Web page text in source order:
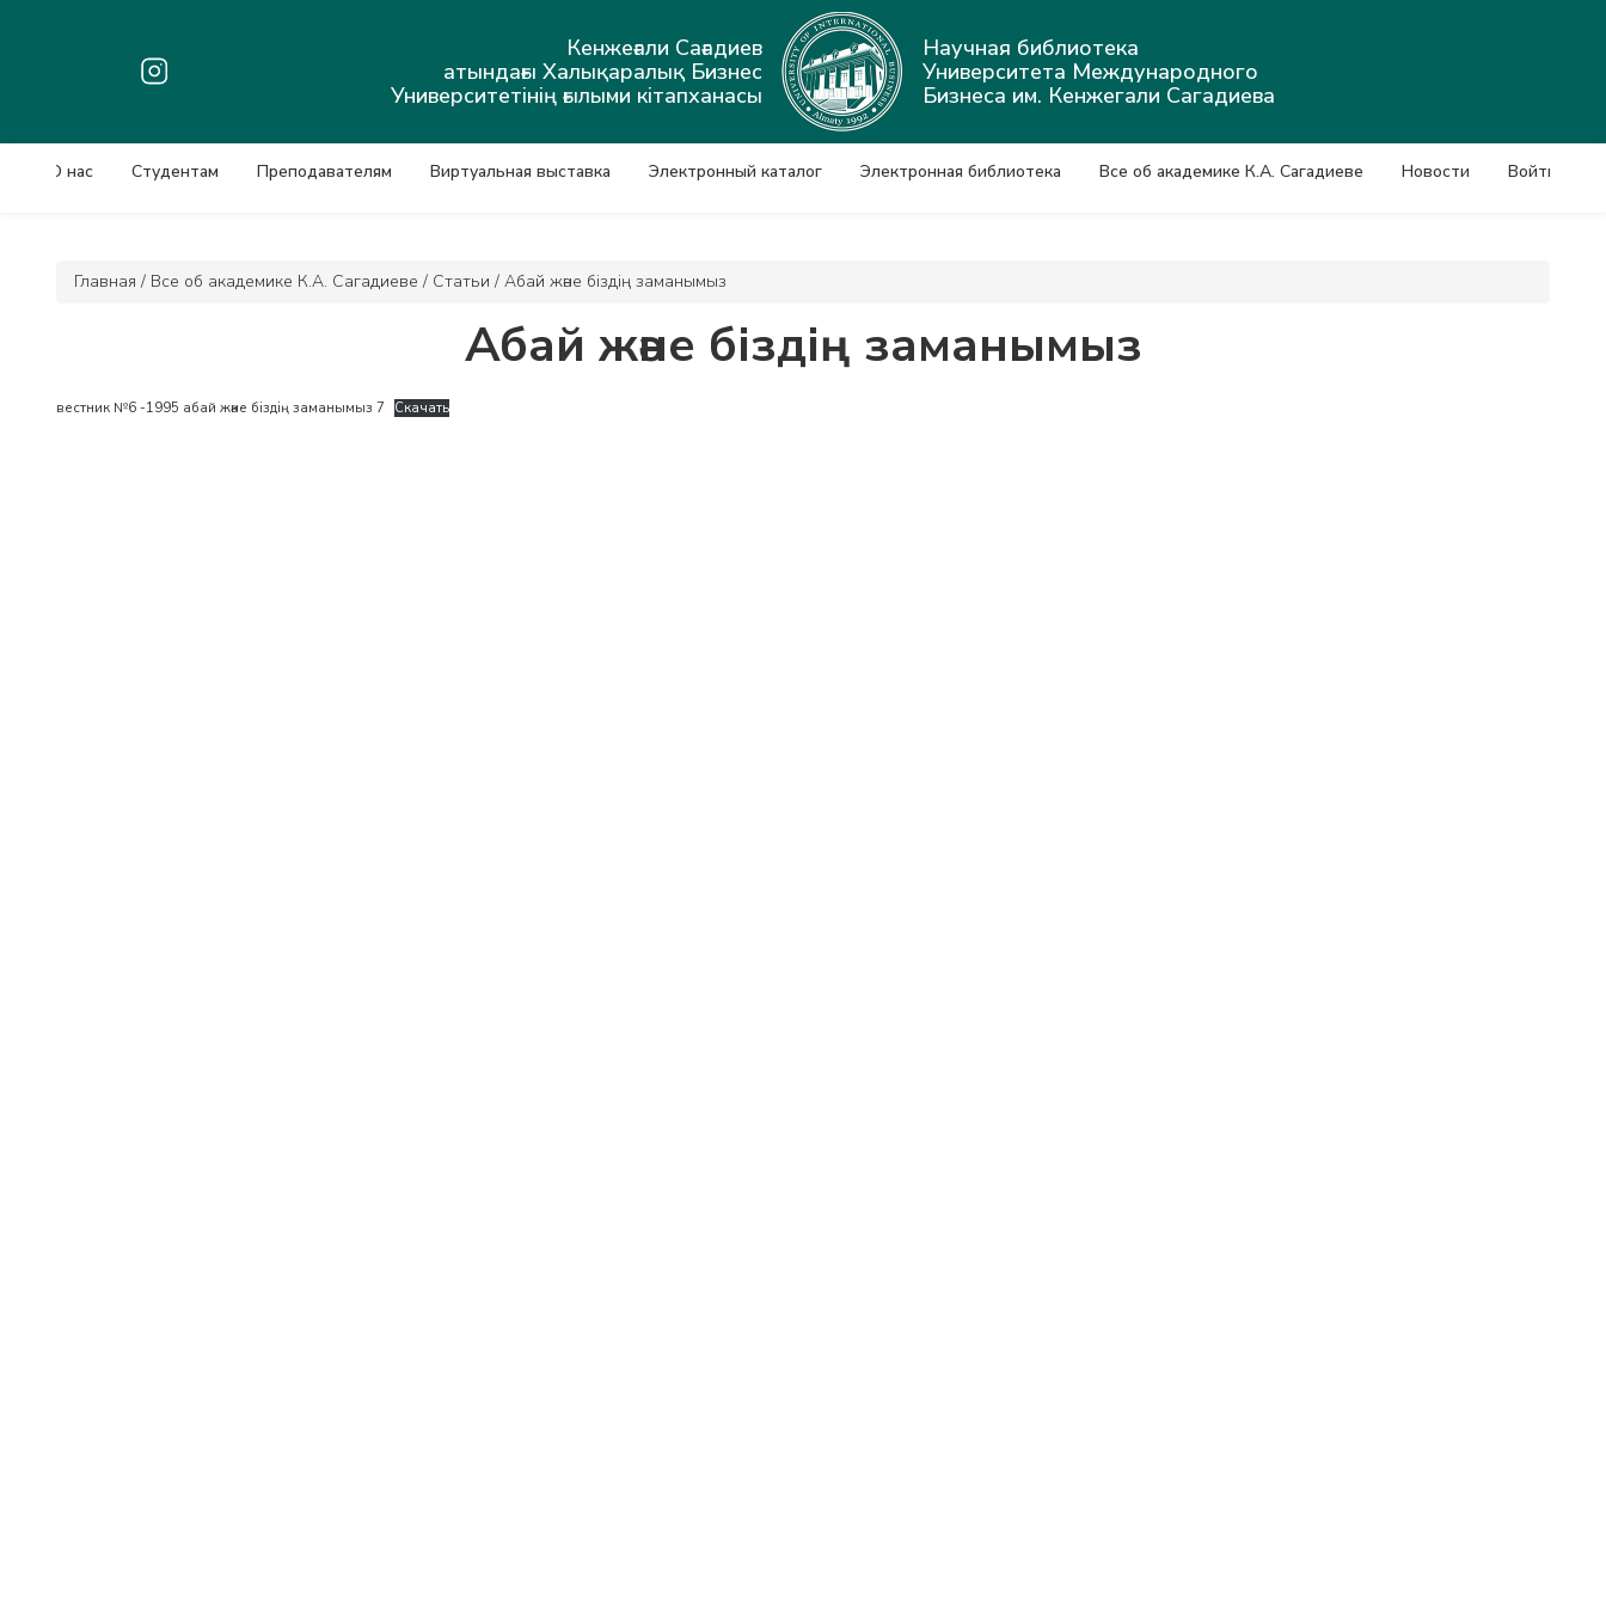
Кенжеғали Сағадиев
атындағы Халықаралық Бизнес
Университетінің ғылыми кітапханасы
Научная библиотека
Университета Международного
Бизнеса им. Кенжегали Сагадиева
О нас Студентам Преподавателям Виртуальная выставка Электронный каталог Электронная библиотека Все об академике К.А. Сагадиеве Новости Войти
Главная / Все об академике К.А. Сагадиеве / Статьи / Абай және біздің заманымыз
Абай және біздің заманымыз
вестник №6 -1995 абай және біздің заманымыз 7 Скачать